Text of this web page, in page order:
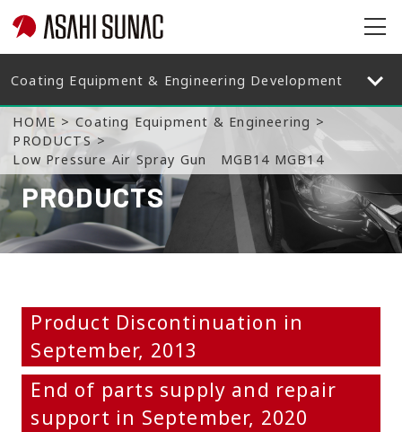
HOME
Coating Equipment & Engineering
PRODUCTS
Low Pressure Air Spray Gun MGB14 MGB14
PRODUCTS
Product Discontinuation in
September, 2013
End of parts supply and repair
support in September, 2020
op
en